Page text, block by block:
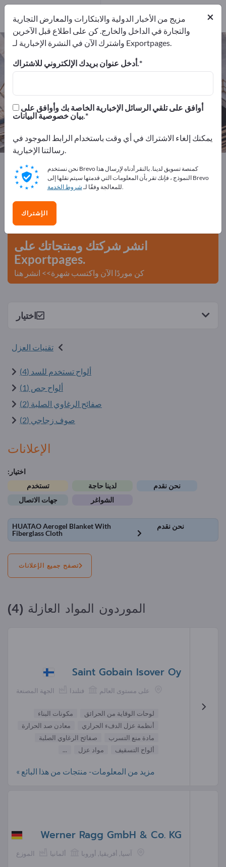
المواد العازلة – اعثر على الشركات
المصنعة والموردين
موزعون
من المصنعين3
موزعون 1
Exportpages قسم الإنشاء تقنيات العزل المواد العازلة
أعلن مجانًا على Exportpages!
الاحتياجات – العروض – السلع المستعملة – جهات الاتصال
التجارية >> ابدأ من هنا
انشر شركتك ومنتجاتك على
Exportpages.
كن موردًا الآن واكتسب شهرة>> انشر هنا
اختيار
تقنيات العزل
ألواح تستخدم للسد (4)
ألواح جص (1)
صفائح الرغاوي الصلبة (2)
صوف زجاجي (2)
الإعلانات
اختيار:
نحن نقدم
لدينا حاجة
تستخدم
الشواغر
جهات الاتصال
نحن نقدم
HUATAO Aerogel Blanket With
Fiberglass Cloth
تصفح جميع الإعلانات
الموردون المواد العازلة (4)
Saint Gobain Isover Oy
الجهة المصنعة فنلندا على مستوى العالم
لوحات الوقاية من الحرائق
مكونات البناء
أنظمة عزل الدفء الحراري
معادن صد الحرارة
مادة منع التسرب
صفائح الرغاوي الصلبة
ألواح التسقيف
مواد عزل ...
مزيد من المعلومات- منتجات من هذا البائع »
Werner Ragg GmbH & Co. KG
الموزع ألمانيا آسيا, أفريقيا, أوروبا
×
مزيج من الأخبار الدولية والابتكارات والمعارض التجارية
والتجارة في الداخل والخارج. كن على اطلاع قبل الآخرين
واشترك الآن في النشرة الإخبارية لـ Exportpages.
أدخل عنوان بريدك الإلكتروني للاشتراك.
بيان خصوصية البيانات.
يمكنك إلغاء الاشتراك في أي وقت باستخدام الرابط الموجود في
رسالتنا الإخبارية.
نحن نستخدم Brevo كمنصة تسويق لدينا. بالنقر أدناه لإرسال هذا
النموذج ، فإنك تقر بأن المعلومات التي قدمتها سيتم نقلها إلى Brevo
للمعالجة وفقًا لـشروط الخدمة .
الإشتراك